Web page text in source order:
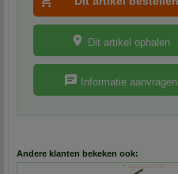
Dit artikel ophalen
Informatie aanvragen
Andere klanten bekeken ook: